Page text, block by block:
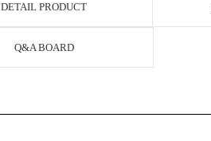
DETAIL PRODUCT
Q&A BOARD